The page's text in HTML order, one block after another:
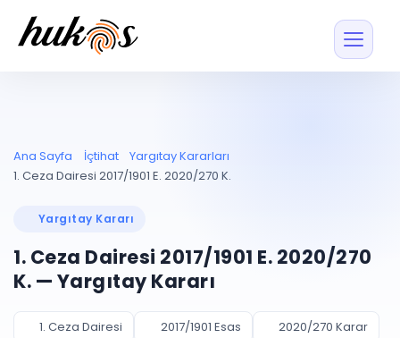
Entegrasyonu
UYAP ile otomatik
senkron
UYAP Evrak
Entegrasyonu
Evrakları tek tıkla aktarın
UETS Entegrasyonu
Tebligatları anında
görün
Kişiler ve
Müvekkil ve taraf
takibi
Blog
Ücretsiz Başlayın
Ana Sayfa İçtihat
Yargıtay Kararları
1. Ceza Dairesi 2017/1901 E. 2020/270 K.
Yargıtay Kararı
1. Ceza Dairesi 2017/1901 E. 2020/270
K. — Yargıtay Kararı
1. Ceza Dairesi 2017/1901 Esas
2020/270 Karar